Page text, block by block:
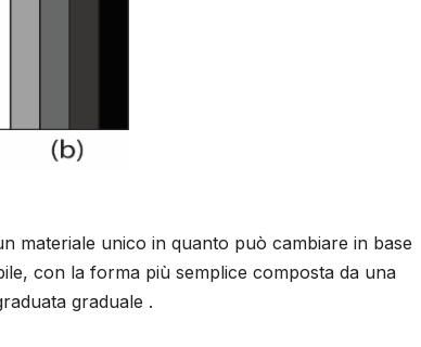
materiale unico in quanto può cambiare in base
con la forma più semplice composta da una
graduale .